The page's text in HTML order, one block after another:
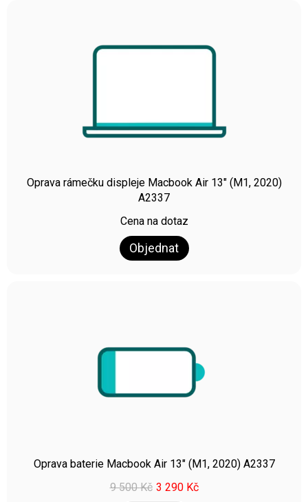
Oprava rámečku displeje Macbook Air 13″ (M1, 2020)
A2337
Cena na dotaz
Objednat
Oprava baterie Macbook Air 13″ (M1, 2020) A2337
9 500Kč 3 290 Kč